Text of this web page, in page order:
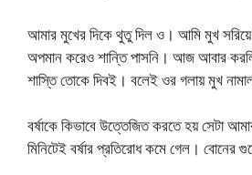
আমার মুখের দিকে থুতু দিল ও। আমি মুখ
অপমান করেও শান্তি পাসনি। আজ আবার
শাস্তি তোকে দিবই। বলেই ওর গলায় মুখ
বর্ষাকে কিভাবে উত্তেজিত করতে হয় সেটা
মিনিটেই বর্ষার প্রতিরোধ কমে গেল। বোনের